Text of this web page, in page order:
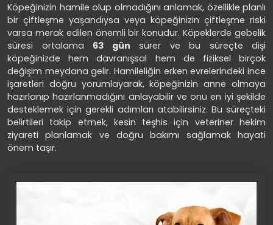
Köpeğinizin hamile olup olmadığını anlamak, özellikle planlı
bir çiftleşme yaşandıysa veya köpeğinizin çiftleşme riski
varsa merak edilen önemli bir konudur. Köpeklerde gebelik
süresi ortalama 63 gün sürer ve bu süreçte dişi
köpeğinizde hem davranışsal hem de fiziksel birçok
değişim meydana gelir. Hamileliğin erken evrelerindeki ince
işaretleri doğru yorumlayarak, köpeğinizin anne olmaya
hazırlanıp hazırlanmadığını anlayabilir ve onu en iyi şekilde
desteklemek için gerekli adımları atabilirsiniz. Bu süreçteki
belirtileri takip etmek, kesin teşhis için veteriner hekim
ziyareti planlamak ve doğru bakımı sağlamak hayati
önem taşır.